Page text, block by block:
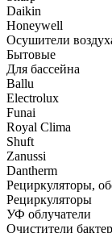
Daikin
Honeywell
Осушители
Бытовые
Для бассейна
Ballu
Electrolux
Funai
Royal Clima
Shuft
Zanussi
Dantherm
Рециркуляторы,
Рециркуляторы
УФ облучатели
Очистители